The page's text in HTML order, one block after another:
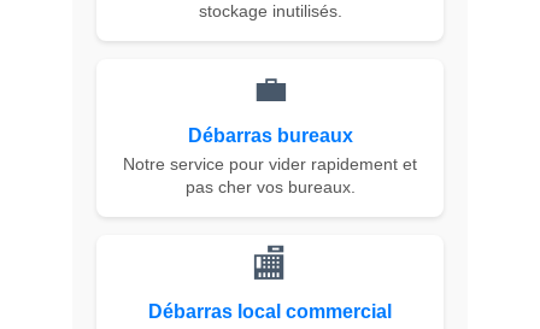
stockage inutilisés.
💼
Débarras bureaux
Notre service pour vider rapidement et
pas cher vos bureaux.
🏬️
Débarras local commercial